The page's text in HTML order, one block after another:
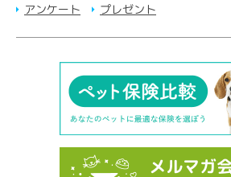
アンケート
プレゼント